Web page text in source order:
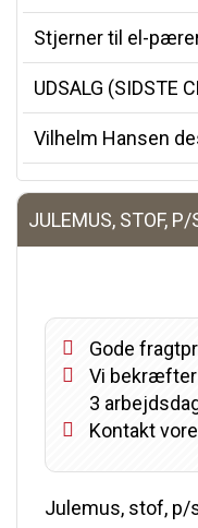
Stjerner til el-
UDSALG (SIDSTE
Vilhelm Hansen
JULEMUS, STOF,
Gode
Vi bekræfter
3
Kontakt
Julemus, stof, p/